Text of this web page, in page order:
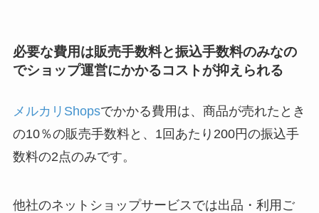
必要な費用は販売手数料と振込手数料のみなの
でショップ運営にかかるコストが抑えられる
メルカリShopsでかかる費用は、商品が売れたとき
の10％の販売手数料と、1回あたり200円の振込手
数料の2点のみです。
他社のネットショップサービスでは出品・利用ご